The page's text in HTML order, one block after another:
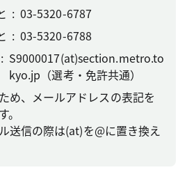
03-5320-6787
03-5320-6788
S9000017(at)section.metro.to
kyo.jp（選考・免許共通）
め、メールアドレスの表記を
送信の際は(at)を@に置き換え